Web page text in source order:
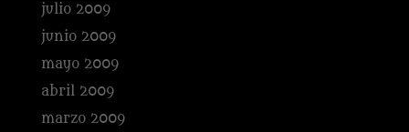
julio 2009
junio 2009
mayo 2009
abril 2009
marzo 2009